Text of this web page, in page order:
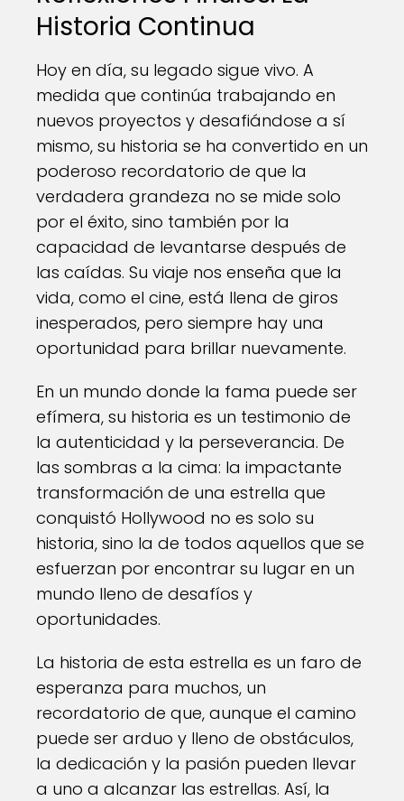
Historia Continua
Hoy en día, su legado sigue vivo. A
medida que continúa trabajando en
nuevos proyectos y desafiándose a sí
mismo, su historia se ha convertido en un
poderoso recordatorio de que la
verdadera grandeza no se mide solo
por el éxito, sino también por la
capacidad de levantarse después de
las caídas. Su viaje nos enseña que la
vida, como el cine, está llena de giros
inesperados, pero siempre hay una
oportunidad para brillar nuevamente.
En un mundo donde la fama puede ser
efímera, su historia es un testimonio de
la autenticidad y la perseverancia. De
las sombras a la cima: la impactante
transformación de una estrella que
conquistó Hollywood no es solo su
historia, sino la de todos aquellos que se
esfuerzan por encontrar su lugar en un
mundo lleno de desafíos y
oportunidades.
La historia de esta estrella es un faro de
esperanza para muchos, un
recordatorio de que, aunque el camino
puede ser arduo y lleno de obstáculos,
la dedicación y la pasión pueden llevar
a uno a alcanzar las estrellas. Así, la